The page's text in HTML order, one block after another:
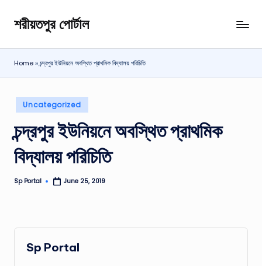
Skip
content
শরীয়তপুর পোর্টাল
শরীয়তপুর
জেলা
বিষয়ক
পোর্টাল
Home»চন্দ্রপুর ইউনিয়নে অবস্থিত প্রাথমিক বিদ্যালয় পরিচিতি
Posted
in
Uncategorized
চন্দ্রপুর ইউনিয়নে অবস্থিত প্রাথমিক
বিদ্যালয় পরিচিতি
Posted
Sp Portal June 25, 2019
Sp Portal